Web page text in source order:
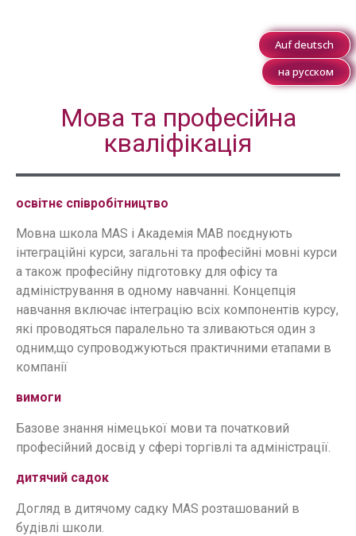
Auf deutsch
на русском
Мова та професійна
кваліфікація
освітнє співробітництво
Мовна школа MAS і Академія MAB поєднують
інтеграційні курси, загальні та професійні мовні курси
а також професійну підготовку для офісу та
адміністрування в одному навчанні. Концепція
навчання включає інтеграцію всіх компонентів курсу,
які проводяться паралельно та зливаються один з
одним,що супроводжуються практичними етапами в
компанії
вимоги
Базове знання німецької мови та початковий
професійний досвід у сфері торгівлі та адміністрації.
дитячий садок
Догляд в дитячому садку МАS розташований в
будівлі школи.